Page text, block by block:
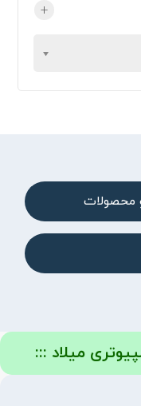
+
محصولات
میلاد :::